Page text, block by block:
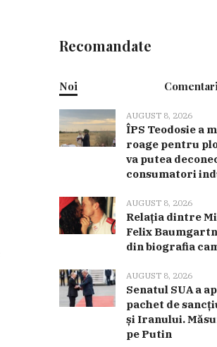
Recomandate
Noi
AUGUST 8, 2026
ÎPS Teodosie a
roage pentru
va putea
consumatori
AUGUST 8, 2026
Relația dintre
Felix
din biografia
AUGUST 8, 2026
Senatul SUA a
pachet de
și Iranului.
pe Putin